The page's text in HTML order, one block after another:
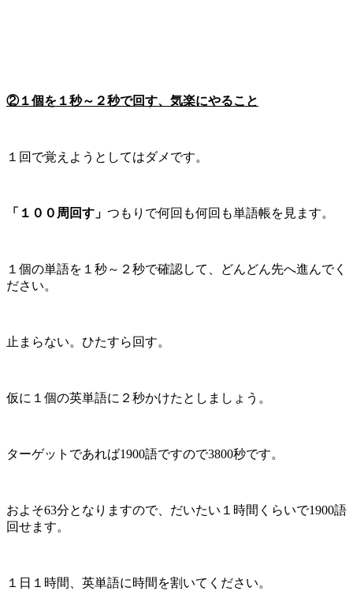
②１個を１秒～２秒で回す、気楽にやること
１回で覚えようとしてはダメです。
「１００周回す」 つもりで何回も何回も単語帳を見ます。
１個の単語を１秒～２秒で確認して、どんどん先へ進んでく
ださい。
止まらない。ひたすら回す。
仮に１個の英単語に２秒かけたとしましょう。
ターゲットであれば1900語ですので3800秒です。
およそ63分となりますので、だいたい１時間くらいで1900語
回せます。
１日１時間、英単語に時間を割いてください。